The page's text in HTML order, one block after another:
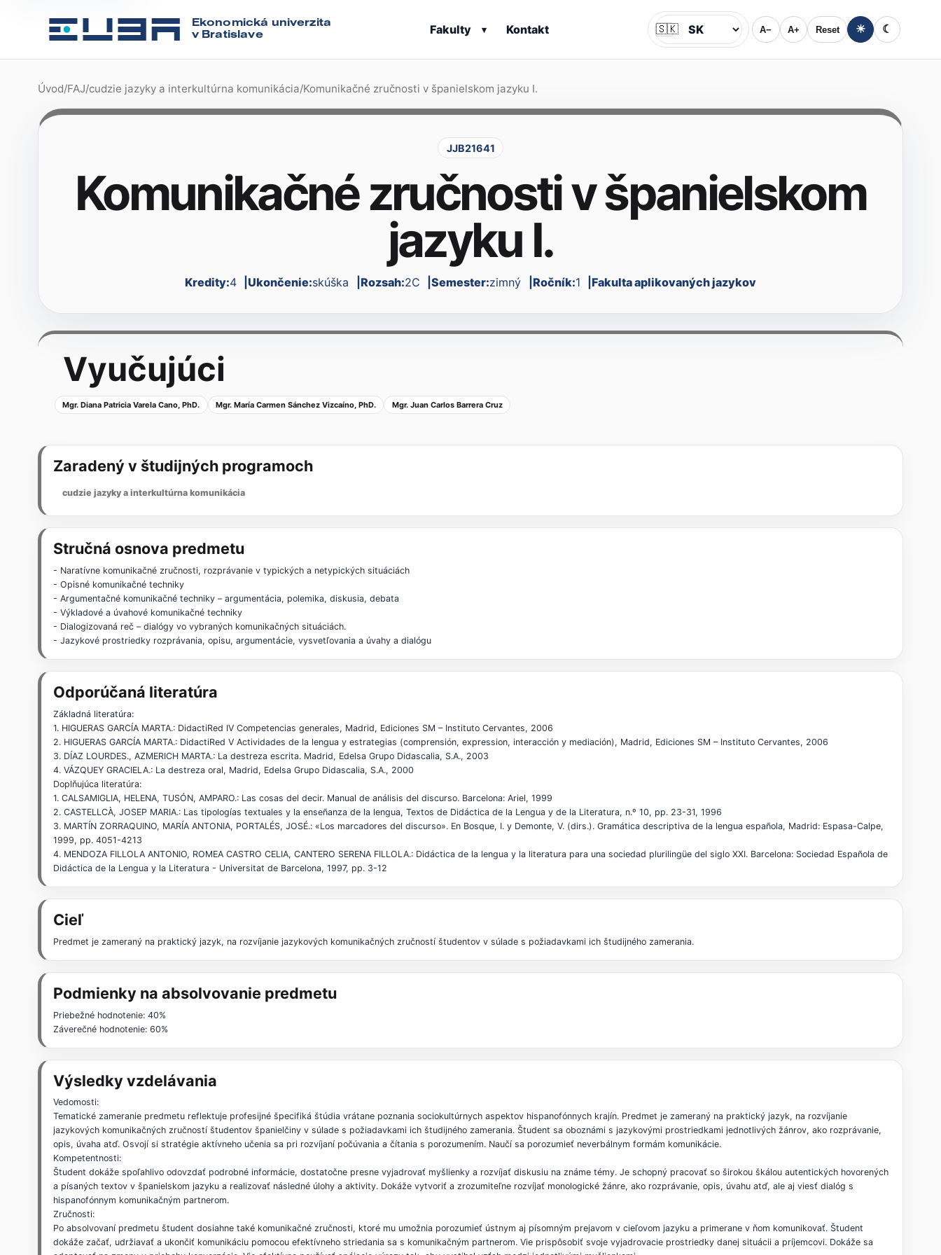
Ekonomická univerzita
v Bratislave
Fakulty ▾ Kontakt Jazyk
🇸🇰 A− A+ Reset ☀ ☾
Úvod/FAJ/cudzie jazyky a interkultúrna komunikácia/Komunikačné zručnosti v španielskom jazyku I.
JJB21641
Komunikačné zručnosti v španielskom
jazyku I.
Kredity:4 Ukončenie:skúška Rozsah:2C Semester:zimný Ročník:1 Fakulta aplikovaných jazykov
Vyučujúci
Mgr. Diana Patricia Varela Cano, PhD. Mgr. María Carmen Sánchez Vizcaíno, PhD. Mgr. Juan Carlos Barrera Cruz
Zaradený v študijných programoch
cudzie jazyky a interkultúrna komunikácia
Stručná osnova predmetu
- Naratívne komunikačné zručnosti, rozprávanie v typických a netypických situáciách
- Opisné komunikačné techniky
- Argumentačné komunikačné techniky – argumentácia, polemika, diskusia, debata
- Výkladové a úvahové komunikačné techniky
- Dialogizovaná reč – dialógy vo vybraných komunikačných situáciách.
- Jazykové prostriedky rozprávania, opisu, argumentácie, vysvetľovania a úvahy a dialógu
Odporúčaná literatúra
Základná literatúra:
1. HIGUERAS GARCÍA MARTA.: DidactiRed IV Competencias generales, Madrid, Ediciones SM – Instituto Cervantes, 2006
2. HIGUERAS GARCÍA MARTA.: DidactiRed V Actividades de la lengua y estrategias (comprensión, expression, interacción y mediación), Madrid, Ediciones SM – Instituto Cervantes, 2006
3. DÍAZ LOURDES., AZMERICH MARTA.: La destreza escrita. Madrid, Edelsa Grupo Didascalia, S.A., 2003
4. VÁZQUEY GRACIELA.: La destreza oral, Madrid, Edelsa Grupo Didascalia, S.A., 2000
Doplňujúca literatúra:
1. CALSAMIGLIA, HELENA, TUSÓN, AMPARO.: Las cosas del decir. Manual de análisis del discurso. Barcelona: Ariel, 1999
2. CASTELLCÀ, JOSEP MARIA.: Las tipologías textuales y la enseñanza de la lengua, Textos de Didáctica de la Lengua y de la Literatura, n.º 10, pp. 23-31, 1996
3. MARTÍN ZORRAQUINO, MARÍA ANTONIA, PORTALÉS, JOSÉ.: «Los marcadores del discurso». En Bosque, I. y Demonte, V. (dirs.). Gramática descriptiva de la lengua española, Madrid: Espasa-Calpe,
1999, pp. 4051-4213
4. MENDOZA FILLOLA ANTONIO, ROMEA CASTRO CELIA, CANTERO SERENA FILLOLA.: Didáctica de la lengua y la literatura para una sociedad plurilingüe del siglo XXI. Barcelona: Sociedad Española de
Didáctica de la Lengua y la Literatura - Universitat de Barcelona, 1997, pp. 3-12
Cieľ
Predmet je zameraný na praktický jazyk, na rozvíjanie jazykových komunikačných zručností študentov v súlade s požiadavkami ich študijného zamerania.
Podmienky na absolvovanie predmetu
Priebežné hodnotenie: 40%
Záverečné hodnotenie: 60%
Výsledky vzdelávania
Vedomosti:
Tematické zameranie predmetu reflektuje profesijné špecifiká štúdia vrátane poznania sociokultúrnych aspektov hispanofónnych krajín. Predmet je zameraný na praktický jazyk, na rozvíjanie
jazykových komunikačných zručností študentov španielčiny v súlade s požiadavkami ich študijného zamerania. Študent sa oboznámi s jazykovými prostriedkami jednotlivých žánrov, ako rozprávanie,
opis, úvaha atď. Osvojí si stratégie aktívneho učenia sa pri rozvíjaní počúvania a čítania s porozumením. Naučí sa porozumieť neverbálnym formám komunikácie.
Kompetentnosti:
Študent dokáže spoľahlivo odovzdať podrobné informácie, dostatočne presne vyjadrovať myšlienky a rozvíjať diskusiu na známe témy. Je schopný pracovať so širokou škálou autentických hovorených
a písaných textov v španielskom jazyku a realizovať následné úlohy a aktivity. Dokáže vytvoriť a zrozumiteľne rozvíjať monologické žánre, ako rozprávanie, opis, úvahu atď, ale aj viesť dialóg s
hispanofónnym komunikačným partnerom.
Zručnosti:
Po absolvovaní predmetu študent dosiahne také komunikačné zručnosti, ktoré mu umožnia porozumieť ústnym aj písomným prejavom v cieľovom jazyku a primerane v ňom komunikovať. Študent
dokáže začať, udržiavať a ukončiť komunikáciu pomocou efektívneho striedania sa s komunikačným partnerom. Vie prispôsobiť svoje vyjadrovacie prostriedky danej situácii a príjemcovi. Dokáže sa